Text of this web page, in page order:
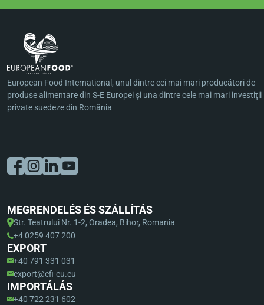
European Food International, unul dintre cei mai mari producători de
produse alimentare din S-E Europei şi una dintre cele mai mari investiţii
private suedeze din România
MEGRENDELÉS ÉS SZÁLLÍTÁS
Str. Teatrului Nr. 1-2, Oradea, Bihor, Romania
+4 0259 407 200
EXPORT
+40 791 331 031
export@efi-eu.eu
IMPORTÁLÁS
+40 722 231 602